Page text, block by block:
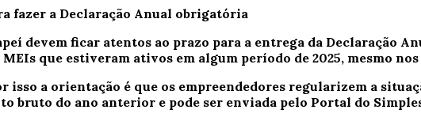
devem ficar atentos ao prazo para a entrega da Declaração
que estiveram ativos em algum período de 2025, mesmo
a orientação é que os empreendedores regularizem a
bruto do ano anterior e pode ser enviada pelo Portal do